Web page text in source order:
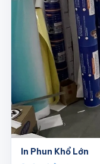
In Phun Khổ Lớn